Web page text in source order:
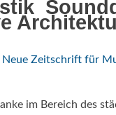

Neue Zeitschrift für
im Bereich des